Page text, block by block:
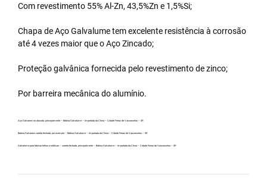
Com revestimento 55% Al-Zn, 43,5%Zn e 1,5%Si;
Chapa de Aço Galvalume tem excelente resistência à corrosão
até 4 vezes maior que o Aço Zincado;
Proteção galvânica fornecida pelo revestimento de zinco;
Por barreira mecânica do alumínio.
Aço Galvanew no atacado, principalmente – Bobina Galvalume – Importada da China – Cidade Ferraz de Vasconcelos – SP.
Bobina Galvanew carreta fechada, por exemplo – Bobina Galvalume – Importada da China – Cidade Ferraz de Vasconcelos – SP.
Galvalume para fabricar telhas metálicas – carreta fechada, principalmente – Bobina Galvalume – Importada da China – Cidade Ferraz de Vasconcelos – SP.